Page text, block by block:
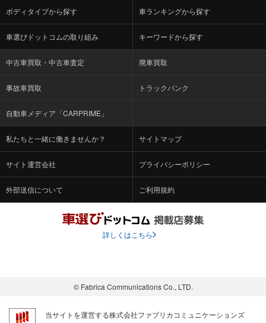
ボディタイプから探す 車ランキングから探す
車選びドットコムの取り組み キーワードから探す
中古車買取・中古車査定 廃車買取
事故車買取 トラックバンク
自動車メディア「CARPRIME」
私たちと一緒に働きませんか？ サイトマップ
サイト運営会社 プライバシーポリシー
外部送信について ご利用規約
詳しくはこちら
© Fabrica Communications Co., LTD.
当サイトを運営する株式会社ファブリカコミュニケーションズ